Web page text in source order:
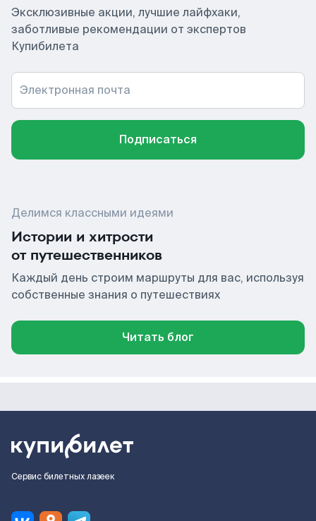
Эксклюзивные акции, лучшие лайфхаки,
заботливые рекомендации от экспертов
Купибилета
Электронная почта
Подписаться
Делимся классными идеями
Истории и хитрости
от путешественников
Каждый день строим маршруты для вас, используя
собственные знания о путешествиях
Читать блог
Сервис билетных лазеек